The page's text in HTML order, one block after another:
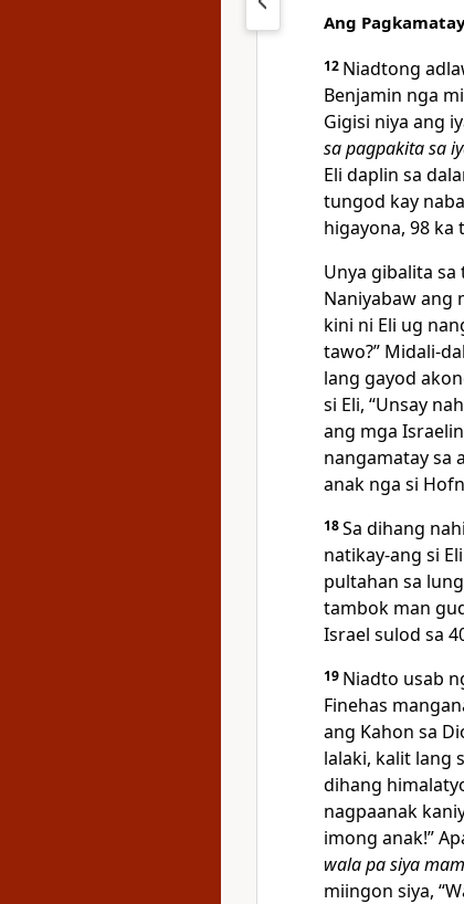
Ang
12 Niadtong
Benjamin nga
Gigisi niya ang
sa pagpakita sa
Eli daplin sa
tungod kay
higayona, 98 ka
Unya gibalita
Naniyabaw ang
kini ni Eli ug
tawo?” Midali-
lang gayod
si Eli, “Unsay
ang mga
nangamatay sa
anak nga si
18Sa dihang
natikay-ang si
pultahan sa
tambok man
Israel sulod sa
19 Niadto usab
Finehas
ang Kahon sa
lalaki, kalit lang
dihang
nagpaanak
imong anak!”
wala pa siya
miingon siya,